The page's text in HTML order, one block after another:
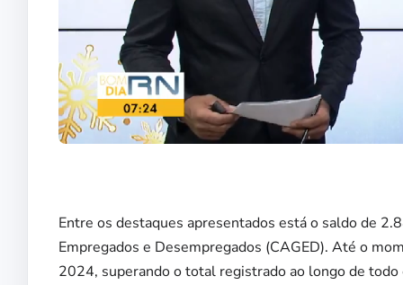
Entre os destaques apresentados está o saldo de
Empregados e Desempregados (CAGED). Até o
2024, superando o total registrado ao longo de